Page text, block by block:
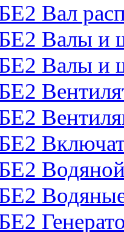
Вал
Валы и
Валы и
Водяной